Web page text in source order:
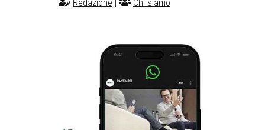
Redazione Chi siamo